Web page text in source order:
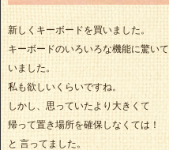
新しくキーボードを買いました。
キーボードのいろいろな機能に驚いて
いました。
私も欲しいくらいですね。
しかし、思っていたより大きくて
帰って置き場所を確保しなくては！
と 言ってました。